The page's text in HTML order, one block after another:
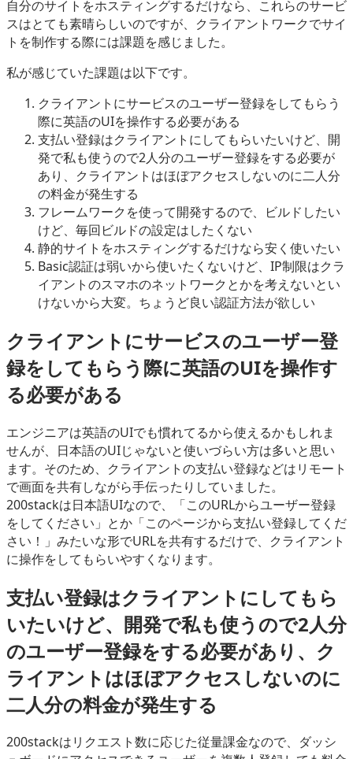
自分のサイトをホスティングするだけなら、これらのサービ
スはとても素晴らしいのですが、クライアントワークでサイ
トを制作する際には課題を感じました。
私が感じていた課題は以下です。
クライアントにサービスのユーザー登録をしてもらう
際に英語のUIを操作する必要がある
支払い登録はクライアントにしてもらいたいけど、開
発で私も使うので2人分のユーザー登録をする必要が
あり、クライアントはほぼアクセスしないのに二人分
の料金が発生する
フレームワークを使って開発するので、ビルドしたい
けど、毎回ビルドの設定はしたくない
静的サイトをホスティングするだけなら安く使いたい
Basic認証は弱いから使いたくないけど、IP制限はクラ
イアントのスマホのネットワークとかを考えないとい
けないから大変。ちょうど良い認証方法が欲しい
クライアントにサービスのユーザー登
録をしてもらう際に英語のUIを操作す
る必要がある
エンジニアは英語のUIでも慣れてるから使えるかもしれま
せんが、日本語のUIじゃないと使いづらい方は多いと思い
ます。そのため、クライアントの支払い登録などはリモート
で画面を共有しながら手伝ったりしていました。
200stackは日本語UIなので、「このURLからユーザー登録
をしてください」とか「このページから支払い登録してくだ
さい！」みたいな形でURLを共有するだけで、クライアント
に操作をしてもらいやすくなります。
支払い登録はクライアントにしてもら
いたいけど、開発で私も使うので2人分
のユーザー登録をする必要があり、ク
ライアントはほぼアクセスしないのに
二人分の料金が発生する
200stackはリクエスト数に応じた従量課金なので、ダッシ